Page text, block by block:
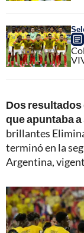
Dos
que apuntaba
brillantes
terminó en la
Argentina,